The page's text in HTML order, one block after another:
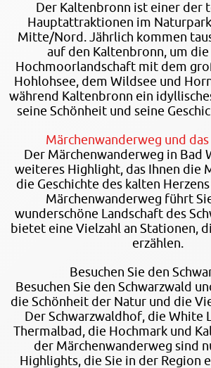
Der Kaltenbronn ist einer der
Hauptattraktionen im
Mitte/Nord. Jährlich kommen
auf den Kaltenbronn, um
Hochmoorlandschaft mit dem
Hohlohsee, dem Wildsee und
während Kaltenbronn ein
seine Schönheit und seine
Märchenwanderweg und
Der Märchenwanderweg in Bad
weiteres Highlight, das Ihnen die
die Geschichte des kalten
Märchenwanderweg führt
wunderschöne Landschaft des
bietet eine Vielzahl an Stationen,
erzählen.
Besuchen Sie den
Besuchen Sie den Schwarzwald
die Schönheit der Natur und die
Der Schwarzwaldhof, die White
Thermalbad, die Hochmark und
der Märchenwanderweg sind
Highlights, die Sie in der Region